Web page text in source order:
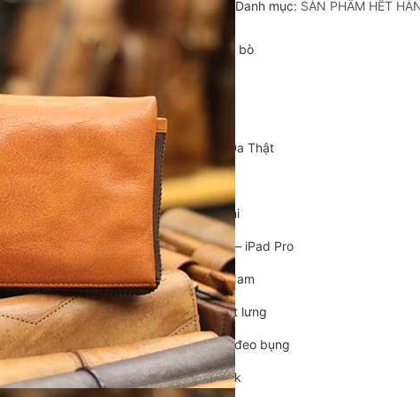
Cặp da cán bộ
Cặp xách nam da bò
Túi đeo chéo nam
Túi Bao Tử Nam Da Thật
Túi đeo chéo mini
Túi đựng iPad mini
Túi đựng iPad Air – iPad Pro
Túi Da Cầm Tay Nam
Túi đeo hông, thắt lưng
Túi da đeo ngực, đeo bụng
Túi đựng macbook
Danh mục: SẢN PHẨM HẾT